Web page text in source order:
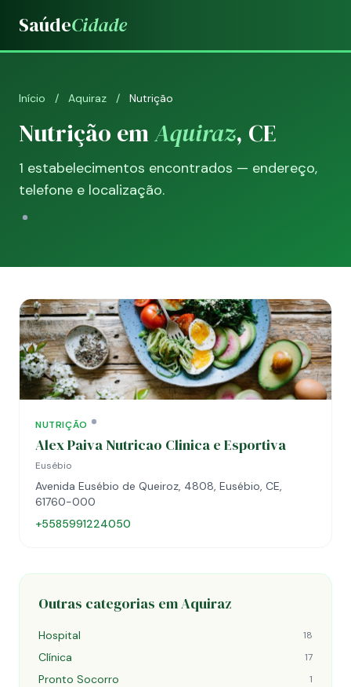
SaúdeCidade
Início / Aquiraz / Nutrição
Nutrição emAquiraz, CE
1 estabelecimentos encontrados — endereço,
telefone e localização.
NUTRIÇÃO
Alex Paiva Nutricao Clinica e Esportiva
Eusébio
Avenida Eusébio de Queiroz, 4808, Eusébio, CE,
61760-000
+5585991224050
Outras categorias em Aquiraz
Hospital 18
Clínica 17
Pronto Socorro 1